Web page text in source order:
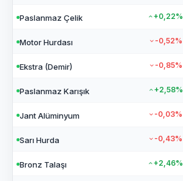
Paslanmaz Çelik +0,22%
Motor Hurdası -0,52%
Ekstra (Demir) -0,85%
Paslanmaz Karışık +2,58%
Jant Alüminyum -0,03%
Sarı Hurda -0,43%
Bronz Talaşı +2,46%